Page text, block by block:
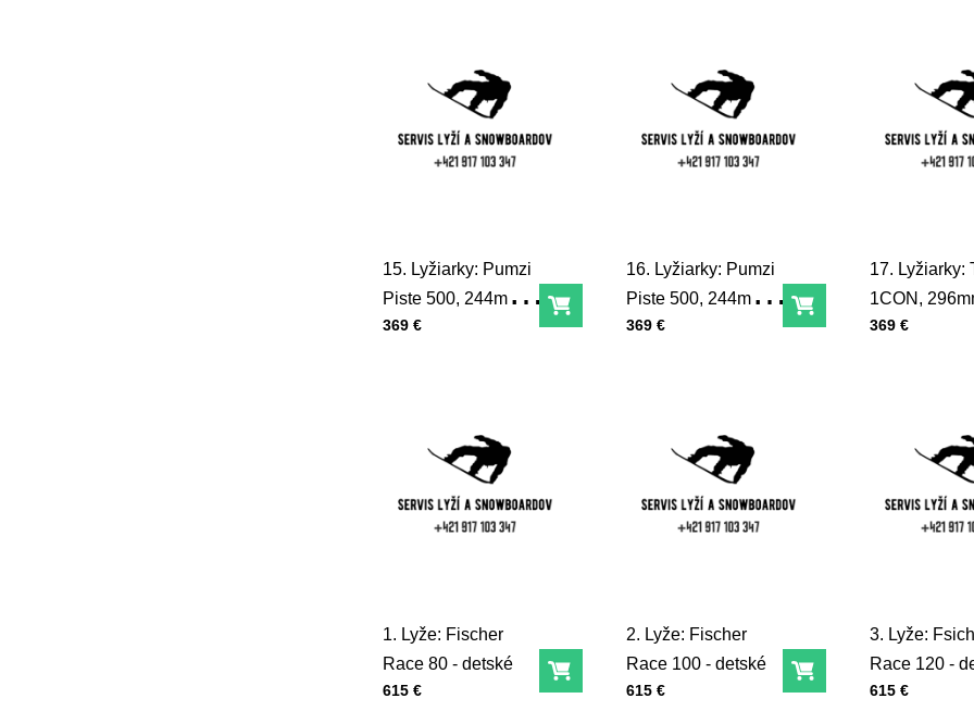
15. Lyžiarky: Pumzi
Piste 500, 244mm,
29/32
Cena s DPH
369 € Do košíka
16. Lyžiarky: Pumzi
Piste 500, 244mm,
29/32
Cena s DPH
369 € Do košíka
17. Lyžiarky:
1CON,
oranžové-
Cena s DPH
369 €
1. Lyže: Fischer
Race 80 - detské
Cena s DPH
615 € Do košíka
2. Lyže: Fischer
Race 100 - detské
Cena s DPH
615 € Do košíka
3. Lyže:
Race 120 -
Cena s DPH
615 €